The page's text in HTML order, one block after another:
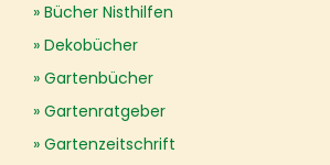
Bücher Nisthilfen
Dekobücher
Gartenbücher
Gartenratgeber
Gartenzeitschrift